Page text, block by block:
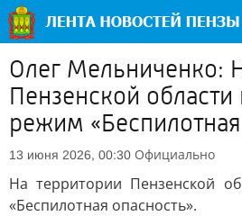
Олег Мельниченко:
Пензенской области
режим
13 июня 2026, 00:30 Официально
На территории Пензенской
«Беспилотная опасность».